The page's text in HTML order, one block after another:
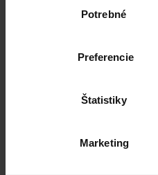
Potrebné
Preferencie
Štatistiky
Marketing
A alebo píšte na:
(max. pokrytie farbou do 50% plochy)